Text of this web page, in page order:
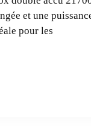
et une
pour les